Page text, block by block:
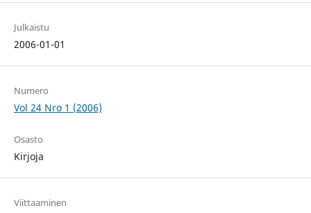
Julkaistu
2006-01-01
Numero
Vol 24 Nro 1 (2006)
Osasto
Kirjoja
Viittaaminen